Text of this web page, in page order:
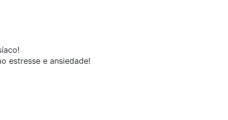
estresse e ansiedade!